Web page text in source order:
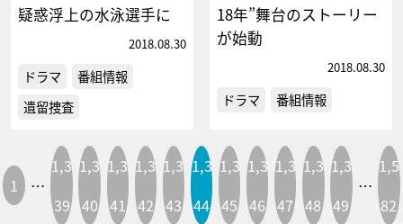
疑惑浮上の水泳選手に
2018.08.30
ドラマ
番組情報
遺留捜査
18年”舞台のストーリー
が始動
2018.08.30
ドラマ 番組情報
1 …
1,3
39
1,3
40
1,3
41
1,3
42
1,3
43
1,3
44
1,3
45
1,3
46
1,3
47
1,3
48
1,3
49
…
1,5
82